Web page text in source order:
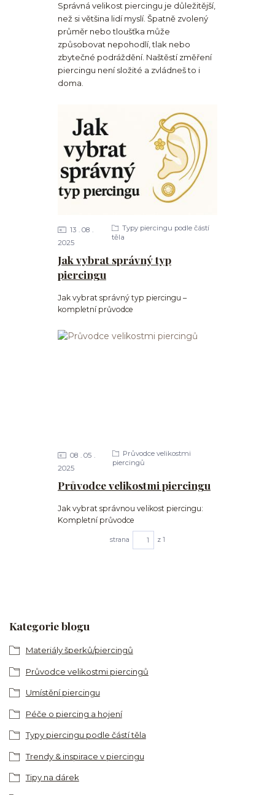
Kategorie blogu
Materiály šperků/piercingů
Průvodce velikostmi piercingů
Umístění piercingu
Péče o piercing a hojení
Typy piercingu podle částí těla
Trendy & inspirace v piercingu
Tipy na dárek
Správná velikost piercingu je důležitější,
než si většina lidí myslí. Špatně zvolený
průměr nebo tloušťka může
způsobovat nepohodlí, tlak nebo
zbytečné podráždění. Naštěstí změření
piercingu není složité a zvládneš to i
doma.
Jak vybrat správný typ
piercingu
13
08
2025
Typy piercingu podle částí
těla
Jak vybrat správný typ piercingu –
kompletní průvodce
Průvodce velikostmi piercingu
08
05
2025
Průvodce velikostmi
piercingů
Jak vybrat správnou velikost piercingu:
Kompletní průvodce
strana z 1